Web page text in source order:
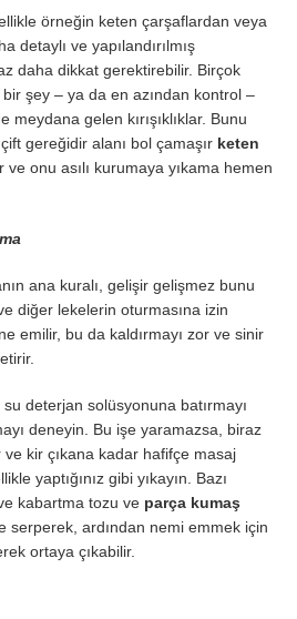
örneğin keten çarşaflardan veya
detaylı ve yapılandırılmış
daha dikkat gerektirebilir. Birçok
bir şey – ya da en azından kontrol –
meydana gelen kırışıklıklar. Bunu
gereğidir alanı bol çamaşır keten
ve onu asılı kurumaya yıkama hemen
ana kuralı, gelişir gelişmez bunu
diğer lekelerin oturmasına izin
emilir, bu da kaldırmayı zor ve sinir
deterjan solüsyonuna batırmayı
deneyin. Bu işe yaramazsa, biraz
ve kir çıkana kadar hafifçe masaj
yaptığınız gibi yıkayın. Bazı
kabartma tozu ve parça kumaş
serperek, ardından nemi emmek için
ortaya çıkabilir.